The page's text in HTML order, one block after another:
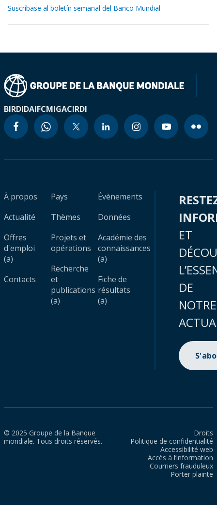
Suscríbase al boletín semanal del Banco Mundial
BIRDIDAIFCMIGACIRDI
À propos
Actualité
Offres
d'emploi
(a)
Contacts
Pays
Thèmes
Projets et
opérations
Recherche
et
publications
(a)
Évènements
Données
Académie des
connaissances
(a)
Fiche de
résultats
(a)
ET
DE
NOTRE
© 2025 Groupe de la Banque
mondiale. Tous droits réservés.
Droits
Politique de confidentialité
Accessibilité web
Accès à l’information
Courriers frauduleux
Porter plainte